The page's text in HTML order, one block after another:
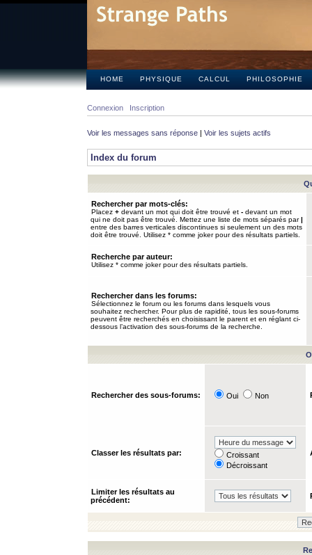
HOME PHYSIQUE CALCUL PHILOSOPHIE
Connexion Inscription
Voir les messages sans réponse | Voir les sujets actifs
Index du forum
Rechercher par mots-clés:
Placez + devant un mot qui doit être trouvé et - devant un mot
qui ne doit pas être trouvé. Mettez une liste de mots séparés par|
entre des barres verticales discontinues si seulement un des mots
doit être trouvé. Utilisez * comme joker pour des résultats partiels.
Recherche par auteur:
Utilisez * comme joker pour des résultats partiels.
Rechercher dans les forums:
Sélectionnez le forum ou les forums dans lesquels vous
souhaitez rechercher. Pour plus de rapidité, tous les sous-forums
peuvent être recherchés en choisissant le parent et en réglant ci-
dessous l’activation des sous-forums de la recherche.
Rechercher des sous-forums: Oui Non
Classer les résultats par:
Croissant
Décroissant
Limiter les résultats au
précédent: